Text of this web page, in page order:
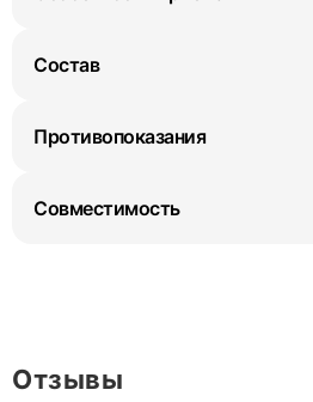
Состав
Противопоказания
Совместимость
Отзывы